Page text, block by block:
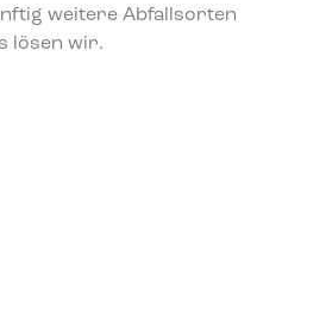
weitere Abfallsorten
lösen wir.